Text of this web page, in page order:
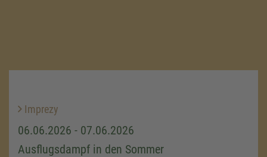
Imprezy
06.06.2026 - 07.06.2026
Ausflugsdampf in den Sommer